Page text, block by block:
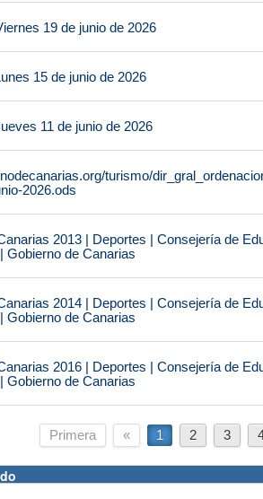
19 de junio de 2026
15 de junio de 2026
11 de junio de 2026
turismo/
2026.ods
2013 | Deportes | Consejería de
Gobierno de Canarias
2014 | Deportes | Consejería de
Gobierno de Canarias
2016 | Deportes | Consejería de
Gobierno de Canarias
Primera « 1 2 3